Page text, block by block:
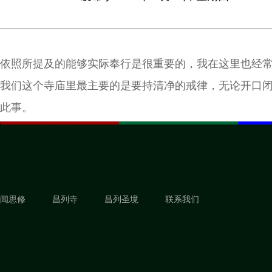
依照所提及的能够实际奉行是很重要的，我在这里也经
我们这个寺庙里最主要的是要持清净的戒律，无论开口
此事。
闻思修 昌列寺 昌列圣境 联系我们